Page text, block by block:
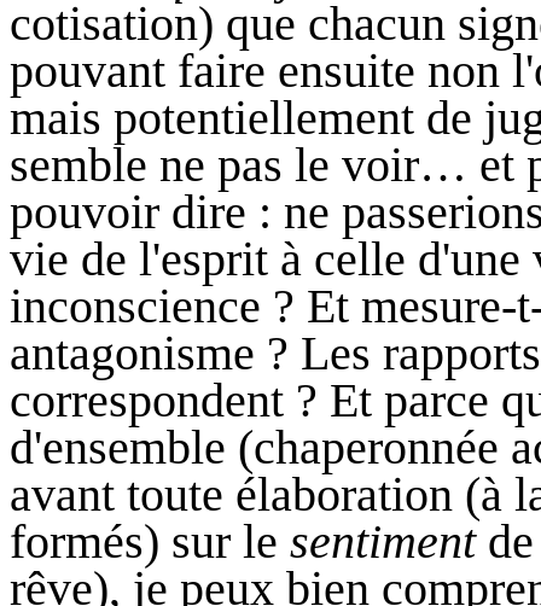
cotisation) que chacun
pouvant faire ensuite non
mais potentiellement de
semble ne pas le voir… et
pouvoir dire : ne
vie de l'esprit à celle
inconscience ? Et
antagonisme ? Les
correspondent ? Et parce
d'ensemble (chaperonnée
avant toute élaboration (à
formés) sur le sentimentde
rêve), je peux bien